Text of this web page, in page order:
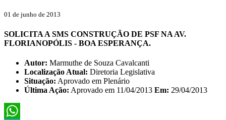
01 de junho de 2013
SOLICITA A SMS CONSTRUÇÃO DE PSF NA AV.
FLORIANOPÓLIS - BOA ESPERANÇA.
Autor: Marmuthe de Souza Cavalcanti
Localização Atual: Diretoria Legislativa
Situação: Aprovado em Plenário
Última Ação: Aprovado em 11/04/2013 Em: 29/04/2013